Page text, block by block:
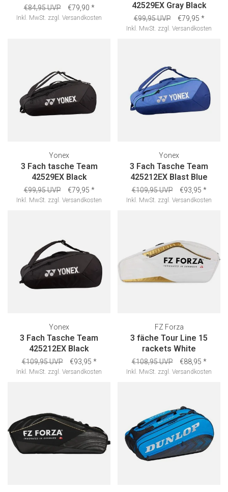
€84,95 UVP €79,90 *
Inkl. MwSt. zzgl. Versandkosten
42529EX Gray Black
€99,95 UVP €79,95 *
Inkl. MwSt. zzgl. Versandkosten
Yonex
3 Fach tasche Team
42529EX Black
€99,95 UVP €79,95 *
Inkl. MwSt. zzgl. Versandkosten
Yonex
3 Fach Tasche Team
425212EX Blast Blue
€109,95 UVP €93,95 *
Inkl. MwSt. zzgl. Versandkosten
Yonex
3 Fach Tasche Team
425212EX Black
€109,95 UVP €93,95 *
Inkl. MwSt. zzgl. Versandkosten
FZ Forza
3 fäche Tour Line 15
rackets White
€108,95 UVP €88,95 *
Inkl. MwSt. zzgl. Versandkosten